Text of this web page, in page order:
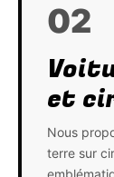
02
et
Nous
terre sur